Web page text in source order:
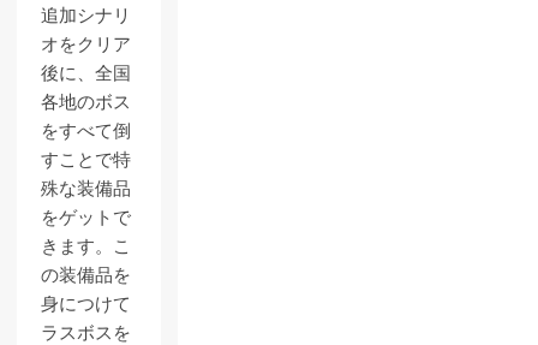
追加シナリ
オをクリア
後に、全国
各地のボス
をすべて倒
すことで特
殊な装備品
をゲットで
きます。こ
の装備品を
身につけて
ラスボスを